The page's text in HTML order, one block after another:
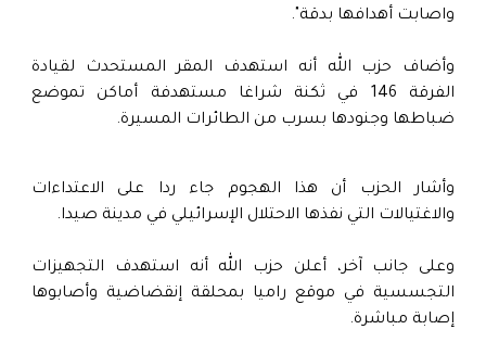
واصابت ‏أهدافها بدقة".‏
وأضاف حزب الله أنه استهدف المقر المستحدث لقيادة
الفرقة 146 في ثكنة ‏شراغا مستهدفة أماكن تموضع
ضباطها وجنودها بسرب من الطائرات المسيرة.
وأشار الحزب أن هذا الهجوم جاء ردا على الاعتداءات
والاغتيالات التي نفذها الاحتلال الإسرائيلي في مدينة صيدا.
وعلى جانب آخر، أعلن حزب الله أنه استهدف التجهيزات
التجسسية في ‏موقع راميا بمحلقة إنقضاضية وأصابوها
إصابة مباشرة.